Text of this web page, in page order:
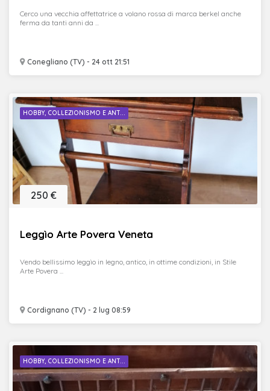
Conegliano (TV) - 24 ott 21:51
Cerco una vecchia affettatrice a volano rossa di marca berkel anche
ferma da tanti anni da ...
HOBBY, COLLEZIONISMO E ANT...
Leggìo Arte Povera Veneta
Cordignano (TV) - 2 lug 08:59
250 €
Vendo bellissimo leggìo in legno, antico, in ottime condizioni, in Stile
Arte Povera ...
HOBBY, COLLEZIONISMO E ANT...